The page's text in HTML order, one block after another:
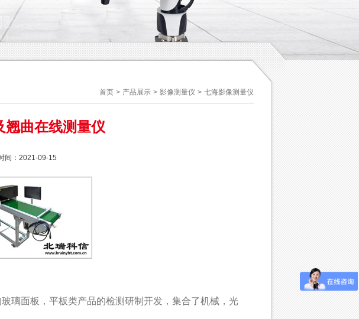
首页 > 产品展示 > 影像测量仪 > 七海影像测量仪
翘曲在线测量仪
间：2021-09-15
玻璃面板，平板类产品的检测研制开发，集合了机械，光